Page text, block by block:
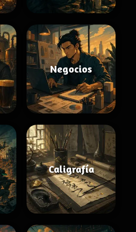
Negocios
Caligrafía